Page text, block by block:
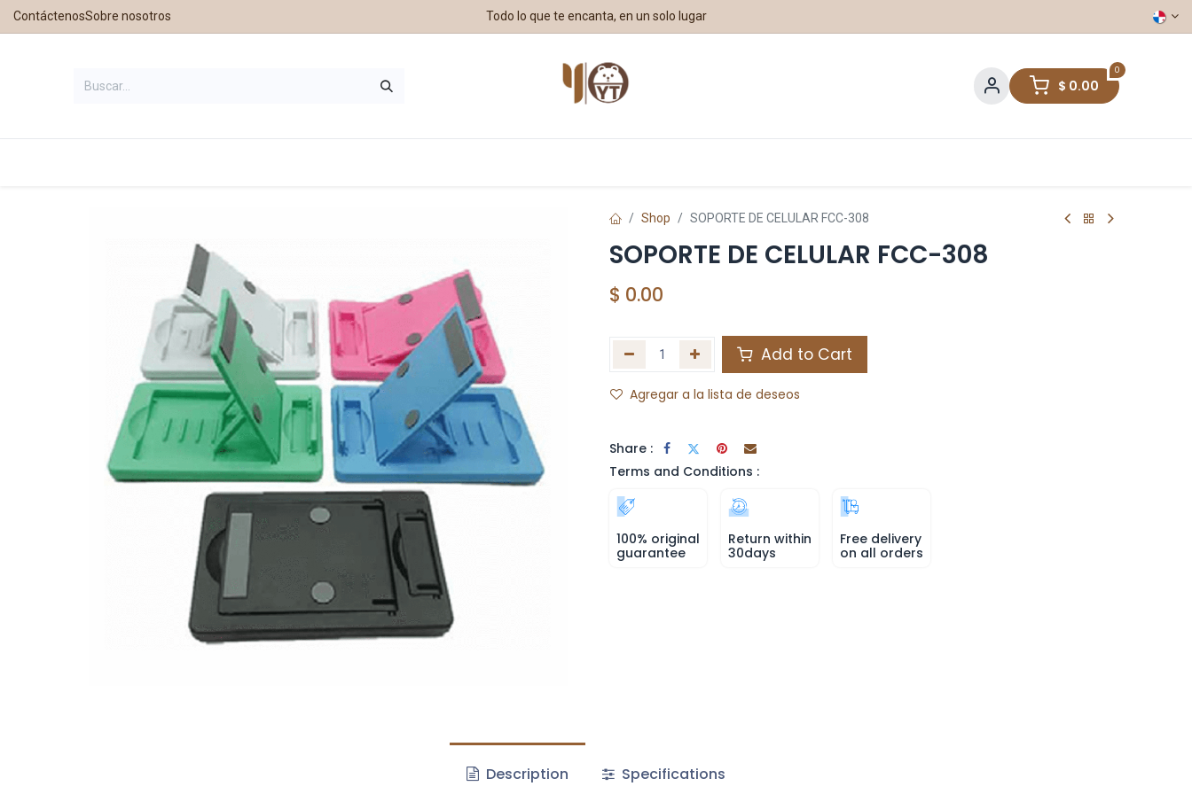
ContáctenosSobre nosotros Todo lo que te encanta, en un solo lugar
0
$ 0.00
Shop SOPORTE DE CELULAR FCC-308
SOPORTE DE CELULAR FCC-308
$ 0.00
Add to Cart
Agregar a la lista de deseos
Share :
Terms and Conditions :
100% original
guarantee
Return within
30days
Free delivery
on all orders
Description Specifications